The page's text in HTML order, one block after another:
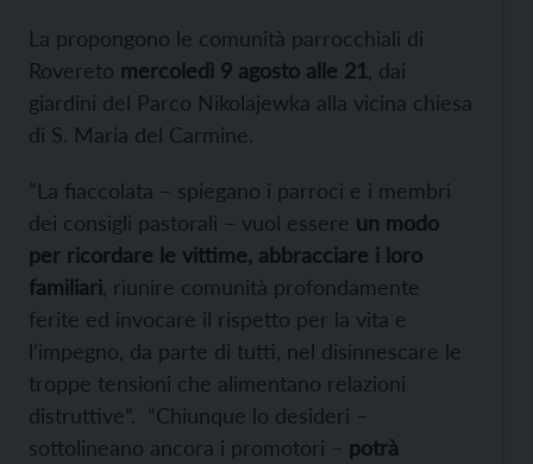
La propongono le comunità parrocchiali di
Rovereto mercoledì 9 agosto alle 21 , dai
giardini del Parco Nikolajewka alla vicina chiesa
di S. Maria del Carmine.
“La fiaccolata – spiegano i parroci e i membri
dei consigli pastorali – vuol essere un modo
per ricordare le vittime, abbracciare i loro
familiari , riunire comunità profondamente
ferite ed invocare il rispetto per la vita e
l’impegno, da parte di tutti, nel disinnescare le
troppe tensioni che alimentano relazioni
distruttive”. “Chiunque lo desideri –
sottolineano ancora i promotori – potrà